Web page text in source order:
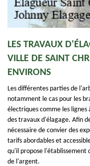
LES TRAVAUX
VILLE DE SAINT
ENVIRONS
Les différentes parties de
notamment le cas pour les
électriques comme les
des travaux d'élagage. Afin
nécessaire de convier des
tarifs abordables et
qu'il propose l'établissement
de l'argent.